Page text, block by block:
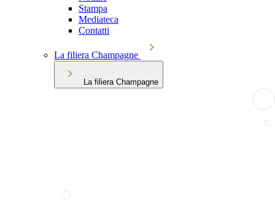
Stampa
Mediateca
Contatti
La filiera Champagne
La filiera Champagne